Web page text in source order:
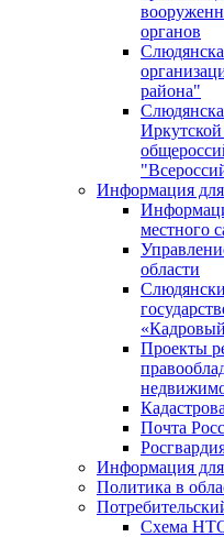
органов
района"
Информация для
местного
области
Проекты
Почта
Информация
Политика в
Схема